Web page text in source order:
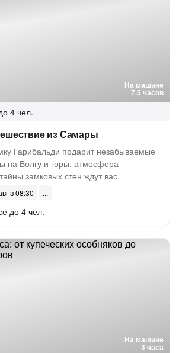
На машине
7.5 часов
4 чел.
из Самары
Гарибальди подарит незабываемые
на Волгу и горы, атмосфера
замковых стен ждут вас
в 08:30
до 4 чел.
На машине
3 часа